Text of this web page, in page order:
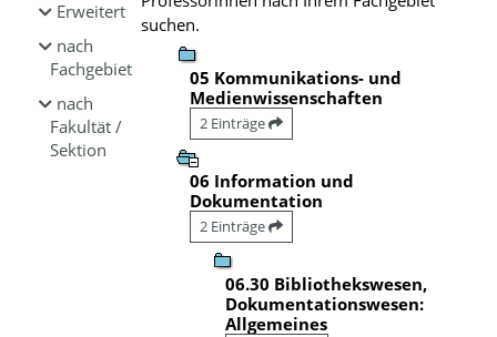
Erweitert
nach
Fachgebiet
nach
Fakultät /
Sektion
suchen.
05 Kommunikations- und
Medienwissenschaften
2 Einträge
06 Information und
Dokumentation
2 Einträge
06.30 Bibliothekswesen,
Dokumentationswesen:
Allgemeines